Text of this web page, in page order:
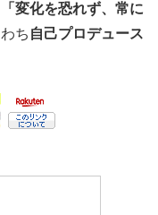
「変化を恐れず、常に
わち 自己プロデュース